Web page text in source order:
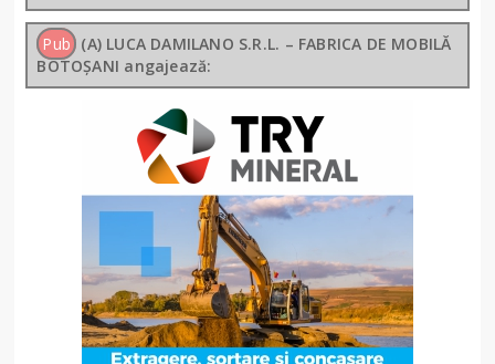
Pub (A) LUCA DAMILANO S.R.L. – FABRICA DE MOBILĂ
BOTOȘANI angajează: